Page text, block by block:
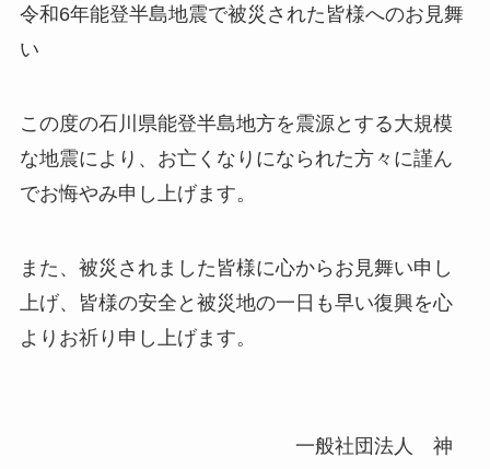
令和6年能登半島地震で被災された皆様へのお見舞
い
この度の石川県能登半島地方を震源とする大規模
な地震により、お亡くなりになられた方々に謹ん
でお悔やみ申し上げます。
また、被災されました皆様に心からお見舞い申し
上げ、皆様の安全と被災地の一日も早い復興を心
よりお祈り申し上げます。
一般社団法人 神